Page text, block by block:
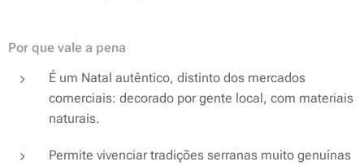
Por que vale a pena
É um Natal autêntico, distinto dos mercados
comerciais: decorado por gente local, com materiais
naturais.
Permite vivenciar tradições serranas muito genuínas